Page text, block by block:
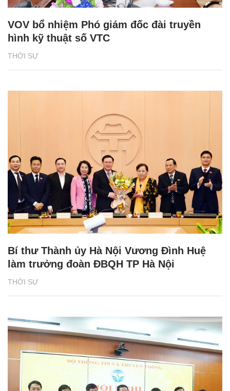
THỜI SỰ
VOV bổ nhiệm Phó giám đốc đài truyền
hình kỹ thuật số VTC
THỜI SỰ
Bí thư Thành ủy Hà Nội Vương Đình Huệ
làm trưởng đoàn ĐBQH TP Hà Nội